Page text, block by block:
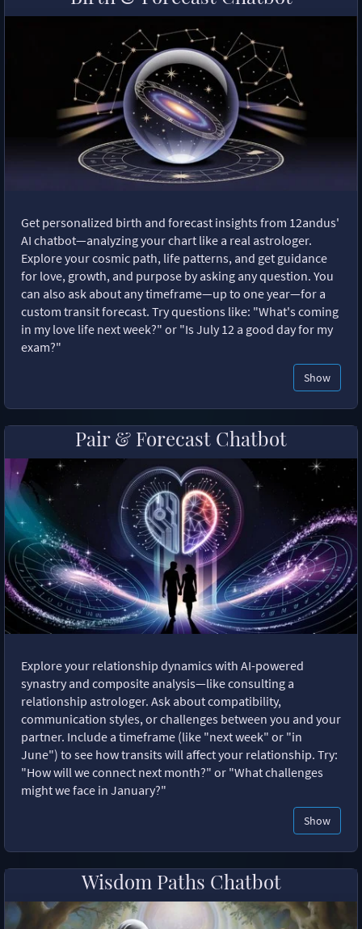
Get personalized birth and forecast insights from 12andus'
AI chatbot—analyzing your chart like a real astrologer.
Explore your cosmic path, life patterns, and get guidance
for love, growth, and purpose by asking any question. You
can also ask about any timeframe—up to one year—for a
custom transit forecast. Try questions like: "What's coming
in my love life next week?" or "Is July 12 a good day for my
exam?"
Show
Pair & Forecast Chatbot
Explore your relationship dynamics with AI-powered
synastry and composite analysis—like consulting a
relationship astrologer. Ask about compatibility,
communication styles, or challenges between you and your
partner. Include a timeframe (like "next week" or "in
June") to see how transits will affect your relationship. Try:
"How will we connect next month?" or "What challenges
might we face in January?"
Show
Wisdom Paths Chatbot